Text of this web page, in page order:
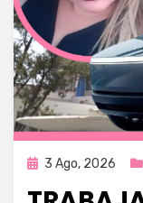
Publicada
3 Ago, 2026